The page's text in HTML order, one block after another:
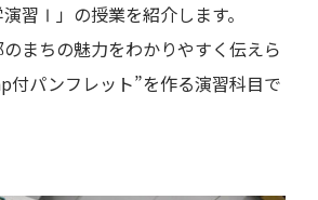
習Ⅰ」の授業を紹介します。
まちの魅力をわかりやすく伝えら
付パンフレット”を作る演習科目で